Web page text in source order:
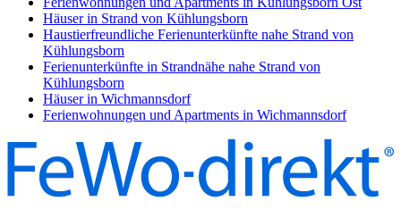
Häuser in Strand von Kühlungsborn
Haustierfreundliche Ferienunterkünfte nahe Strand von
Kühlungsborn
Ferienunterkünfte in Strandnähe nahe Strand von
Kühlungsborn
Häuser in Wichmannsdorf
Ferienwohnungen und Apartments in Wichmannsdorf